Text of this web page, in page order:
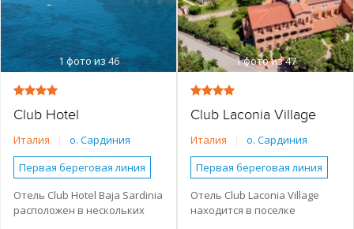
1 фото из 46
Club Hotel
Италия
о. Сардиния
Первая береговая линия
Основное здание
Семейные номера
Отель Club Hotel Baja Sardinia
расположен в нескольких
1фото из 47
Club Laconia Village
Италия
о. Сардиния
Первая береговая линия
Основное здание
Семейные номера
Отель Club Laconia Village
находится в поселке